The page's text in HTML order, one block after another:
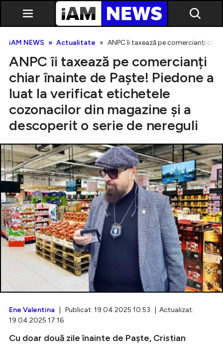
Exclusiv
Intră în cont
Creează cont
iAM NEWS Actualitate ANPC îi taxează pe comercianți
ANPC îi taxează pe comercianți
chiar înainte de Paște! Piedone a
luat la verificat etichetele
cozonacilor din magazine și a
descoperit o serie de nereguli
Ene Valentina | Publicat: 19.04.2025 10:53 | Actualizat:
19.04.2025 17:16
Cu doar două zile înainte de Paște, Cristian